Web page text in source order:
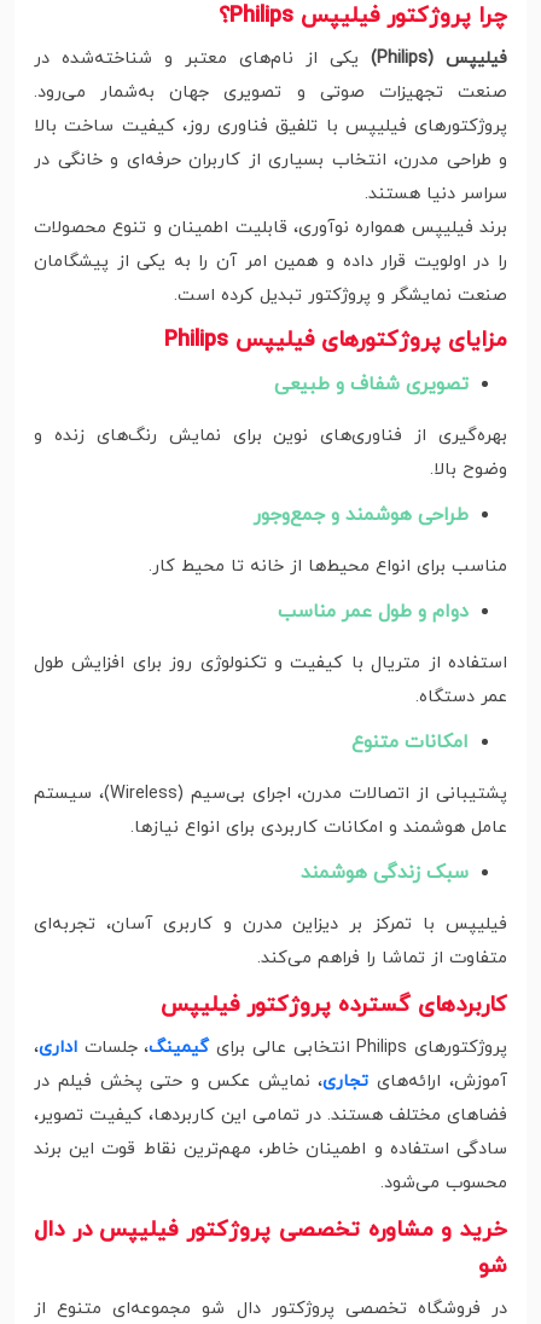
چرا پروژکتور فیلیپس Philips؟
فیلیپس (Philips)
یکی از نام‌های معتبر و شناخته‌شده در
صنعت تجهیزات صوتی و تصویری جهان به‌شمار می‌رود.
پروژکتورهای فیلیپس با تلفیق فناوری روز، کیفیت ساخت بالا
و طراحی مدرن، انتخاب بسیاری از کاربران حرفه‌ای و خانگی در
سراسر دنیا هستند.
برند فیلیپس همواره نوآوری، قابلیت اطمینان و تنوع محصولات
را در اولویت قرار داده و همین امر آن را به یکی از پیشگامان
صنعت نمایشگر و پروژکتور تبدیل کرده است.
مزایای پروژکتورهای فیلیپس Philips
تصویری شفاف و طبیعی
بهره‌گیری از فناوری‌های نوین برای نمایش رنگ‌های زنده و
وضوح بالا.
طراحی هوشمند و جمع‌وجور
مناسب برای انواع محیط‌ها از خانه تا محیط‌ کار.
دوام و طول عمر مناسب
استفاده از متریال با کیفیت و تکنولوژی‌ روز برای افزایش طول
عمر دستگاه.
امکانات متنوع
پشتیبانی از اتصالات مدرن، اجرای بی‌سیم (Wireless)، سیستم
عامل هوشمند و امکانات کاربردی برای انواع نیازها.
سبک زندگی هوشمند
فیلیپس با تمرکز بر دیزاین مدرن و کاربری آسان، تجربه‌ای
متفاوت از تماشا را فراهم می‌کند.
کاربردهای گسترده پروژکتور فیلیپس
پروژکتورهای Philips انتخابی عالی برای گیمینگ، جلسات اداری،
آموزش، ارائه‌های تجاری، نمایش عکس و حتی پخش فیلم در
فضاهای مختلف هستند. در تمامی این کاربردها، کیفیت تصویر،
سادگی استفاده و اطمینان خاطر، مهم‌ترین نقاط قوت این برند
محسوب می‌شود.
خرید و مشاوره تخصصی پروژکتور فیلیپس در دال
شو
در فروشگاه تخصصی پروژکتور دال شو مجموعه‌ای متنوع از